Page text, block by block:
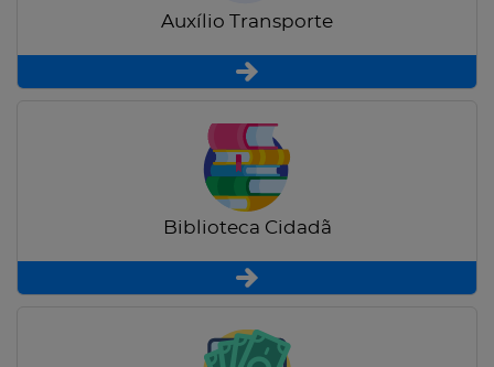
Auxílio Transporte
Biblioteca Cidadã